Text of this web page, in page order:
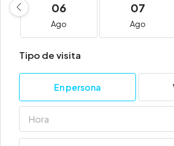
06
Ago
07
Ago
Tipo de visita
En persona
Hora